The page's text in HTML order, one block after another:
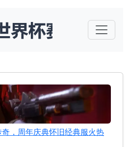
奇，周年庆典怀旧经典服火热